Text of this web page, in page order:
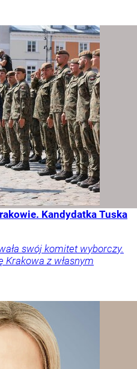
Kandydatka Tuska
swój komitet wyborczy.
Krakowa z własnym